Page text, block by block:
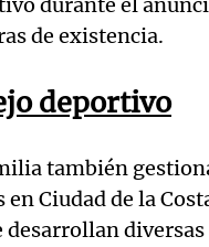
de existencia.
deportivo
también
en Ciudad de la
desarrollan